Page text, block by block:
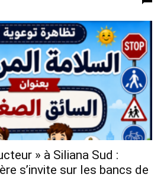
» à Siliana Sud :
s’invite sur les bancs de